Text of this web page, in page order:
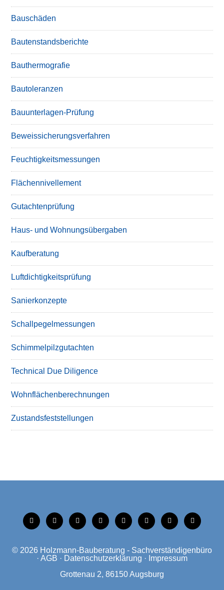
Bauschäden
Bautenstandsberichte
Bauthermografie
Bautoleranzen
Bauunterlagen-Prüfung
Beweissicherungsverfahren
Feuchtigkeitsmessungen
Flächennivellement
Gutachtenprüfung
Haus- und Wohnungsübergaben
Kaufberatung
Luftdichtigkeitsprüfung
Sanierkonzepte
Schallpegelmessungen
Schimmelpilzgutachten
Technical Due Diligence
Wohnflächenberechnungen
Zustandsfeststellungen
tiktok instagramfacebooklinkedinxing linkedinmobilemail
© 2026 Holzmann-Bauberatung - Sachverständigenbüro
· AGB · Datenschutzerklärung · Impressum
Grottenau 2, 86150 Augsburg